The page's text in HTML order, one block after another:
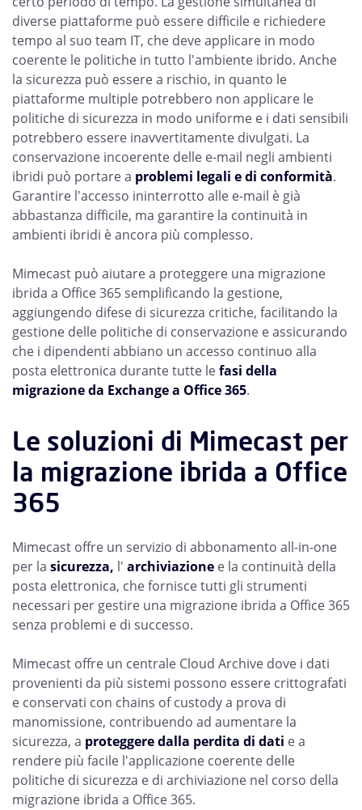
diverse piattaforme può essere difficile e richiedere
tempo al suo team IT, che deve applicare in modo
coerente le politiche in tutto l'ambiente ibrido. Anche
la sicurezza può essere a rischio, in quanto le
piattaforme multiple potrebbero non applicare le
politiche di sicurezza in modo uniforme e i dati sensibili
potrebbero essere inavvertitamente divulgati. La
conservazione incoerente delle e-mail negli ambienti
ibridi può portare a problemi legali e di conformità.
Garantire l'accesso ininterrotto alle e-mail è già
abbastanza difficile, ma garantire la continuità in
ambienti ibridi è ancora più complesso.
Mimecast può aiutare a proteggere una migrazione
ibrida a Office 365 semplificando la gestione,
aggiungendo difese di sicurezza critiche, facilitando la
gestione delle politiche di conservazione e assicurando
che i dipendenti abbiano un accesso continuo alla
posta elettronica durante tutte lefasi della
migrazione da Exchange a Office 365.
Le soluzioni di Mimecast per
la migrazione ibrida a Office
365
Mimecast offre un servizio di abbonamento all-in-one
per la sicurezza, l' archiviazione e la continuità della
posta elettronica, che fornisce tutti gli strumenti
necessari per gestire una migrazione ibrida a Office 365
senza problemi e di successo.
Mimecast offre un centrale Cloud Archive dove i dati
provenienti da più sistemi possono essere crittografati
e conservati con chains of custody a prova di
manomissione, contribuendo ad aumentare la
sicurezza, a proteggere dalla perdita di dati e a
rendere più facile l'applicazione coerente delle
politiche di sicurezza e di archiviazione nel corso della
migrazione ibrida a Office 365.